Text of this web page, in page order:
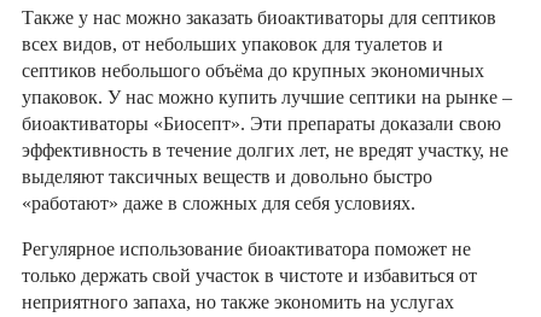
Также у нас можно заказать биоактиваторы для септиков
всех видов, от небольших упаковок для туалетов и
септиков небольшого объёма до крупных экономичных
упаковок. У нас можно купить лучшие септики на рынке –
биоактиваторы «Биосепт». Эти препараты доказали свою
эффективность в течение долгих лет, не вредят участку, не
выделяют таксичных веществ и довольно быстро
«работают» даже в сложных для себя условиях.
Регулярное использование биоактиватора поможет не
только держать свой участок в чистоте и избавиться от
неприятного запаха, но также экономить на услугах